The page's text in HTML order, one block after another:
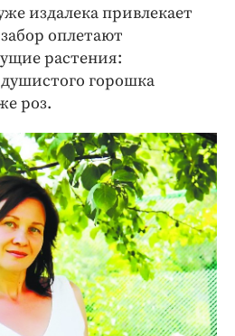
издалека привлекает
оплетают
растения:
горошка
роз.